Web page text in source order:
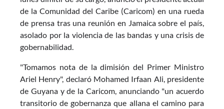
de la Comunidad del Caribe (Caricom) en una rueda
de prensa tras una reunión en Jamaica sobre el país,
asolado por la violencia de las bandas y una crisis de
gobernabilidad.
"Tomamos nota de la dimisión del Primer Ministro
Ariel Henry", declaró Mohamed Irfaan Ali, presidente
de Guyana y de la Caricom, anunciando "un acuerdo
transitorio de gobernanza que allana el camino para